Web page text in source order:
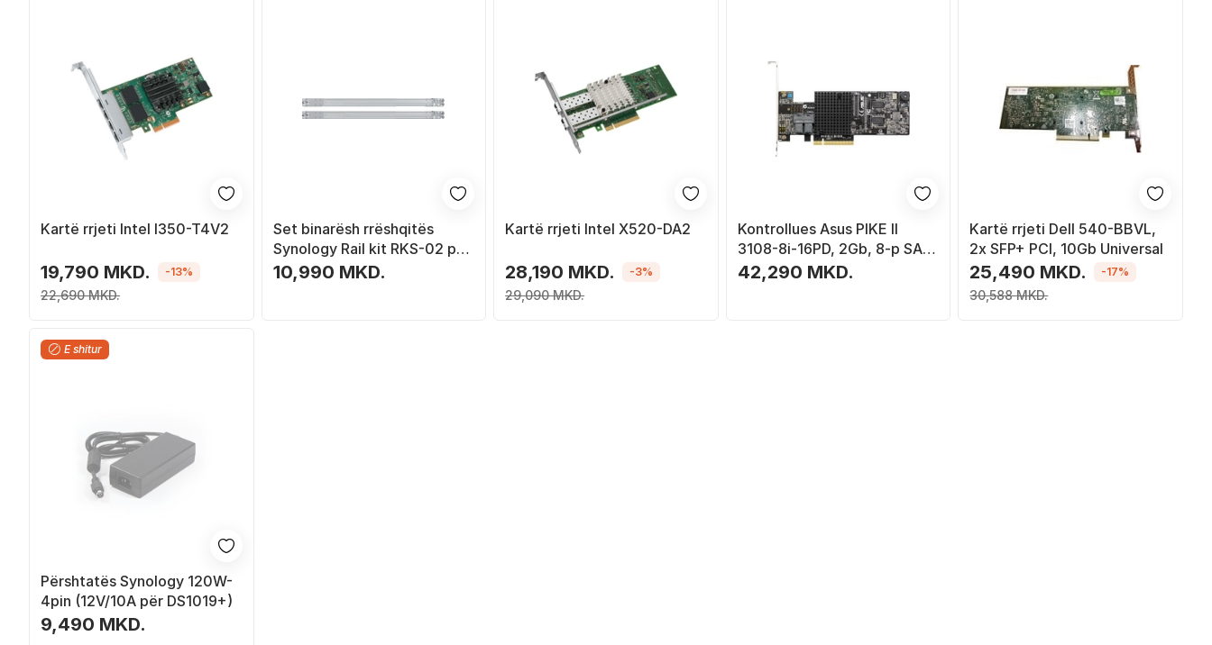
Kartë rrjeti Intel I350-T4V2
19,790 MKD.
22,690 MKD.
-13%
Set binarësh rrëshqitës
Synology Rail kit RKS-02 për
RackStation
10,990 MKD.
Kartë rrjeti Intel X520-DA2
28,190 MKD.
29,090 MKD.
-3%
Kontrollues Asus PIKE II
3108-8i-16PD, 2Gb, 8-p SAS,
12Gb/s
42,290 MKD.
Kartë rrjeti Dell 540-BBVL,
2x SFP+ PCI, 10Gb Universal
25,490 MKD.
30,588 MKD.
-17%
E shitur
Përshtatës Synology 120W-
4pin (12V/10A për DS1019+)
9,490 MKD.